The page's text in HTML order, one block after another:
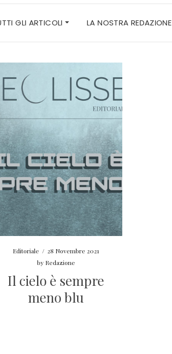
GLI ARTICOLI LA NOSTRA REDAZIONE
Editoriale / 28 Novembre 2021
by Redazione
Il cielo è sempre
meno blu